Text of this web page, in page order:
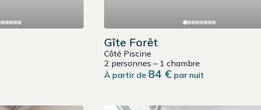
Gîte Forêt
Côté Piscine
2 personnes – 1 chambre
À partir de 84 € par nuit